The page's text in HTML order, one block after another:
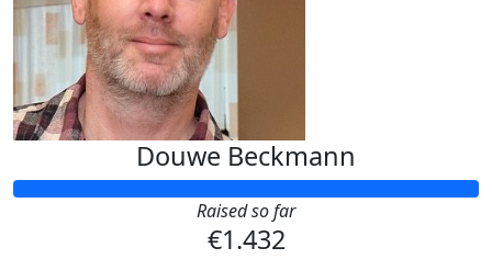
Douwe Beckmann
Raised so far
€1.432